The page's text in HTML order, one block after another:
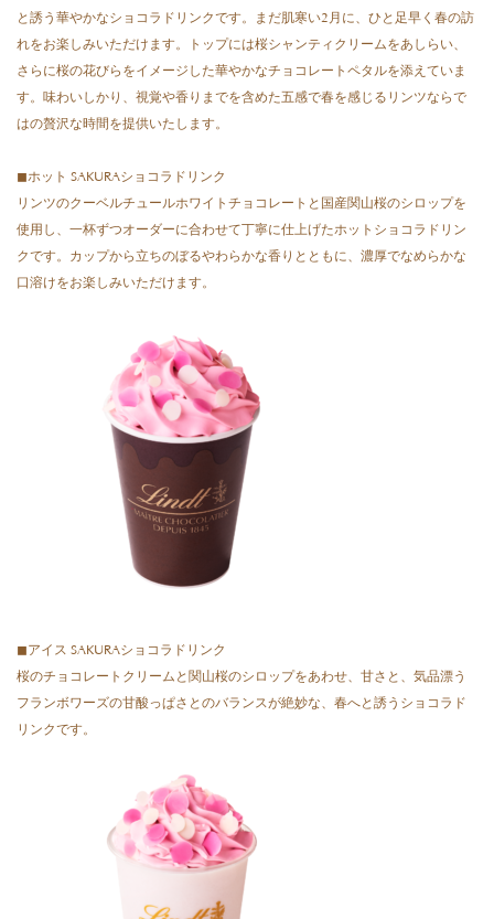
と誘う華やかなショコラドリンクです。まだ肌寒い2⽉に、ひと⾜早く春の訪
れをお楽しみいただけます。トップには桜シャンティクリームをあしらい、
さらに桜の花びらをイメージした華やかなチョコレートペタルを添えていま
す。味わいしかり、視覚や⾹りまでを含めた五感で春を感じるリンツならで
はの贅沢な時間を提供いたします。
◼ホット SAKURAショコラドリンク
リンツのクーベルチュールホワイトチョコレートと国産関⼭桜のシロップを
使⽤し、⼀杯ずつオーダーに合わせて丁寧に仕上げたホットショコラドリン
クです。カップから⽴ちのぼるやわらかな⾹りとともに、濃厚でなめらかな
⼝溶けをお楽しみいただけます。
◼アイス SAKURAショコラドリンク
桜のチョコレートクリームと関⼭桜のシロップをあわせ、甘さと、気品漂う
フランボワーズの⽢酸っぱさとのバランスが絶妙な、春へと誘うショコラド
リンクです。